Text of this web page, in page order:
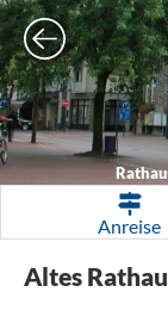
Anreise
Altes